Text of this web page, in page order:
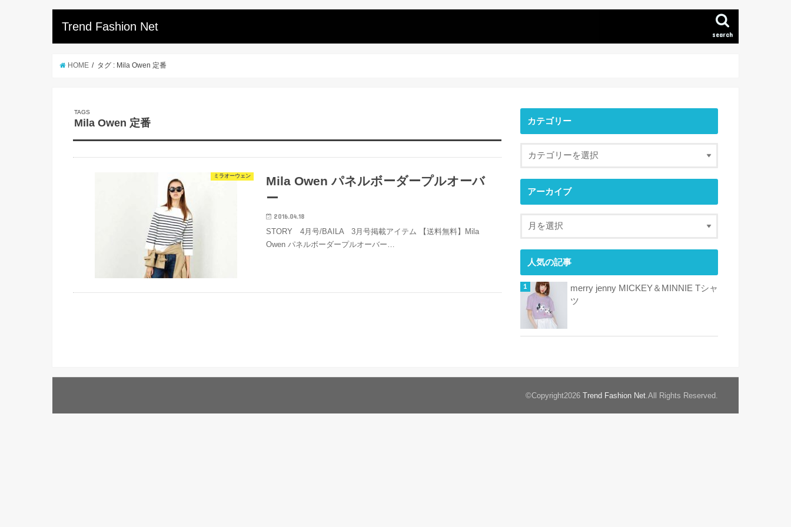
Trend Fashion Net
search
HOME タグ : Mila Owen 定番
Mila Owen 定番
ミラオーウェン
Mila Owen パネルボーダープルオーバ
ー
2016.04.18
STORY 4月号/BAILA 3月号掲載アイテム 【送料無料】Mila
Owen パネルボーダープルオーバー…
カテゴリー
アーカイブ
人気の記事
merry jenny MICKEY＆MINNIE Tシャ
ツ
©Copyright2026 Trend Fashion Net .All Rights Reserved.